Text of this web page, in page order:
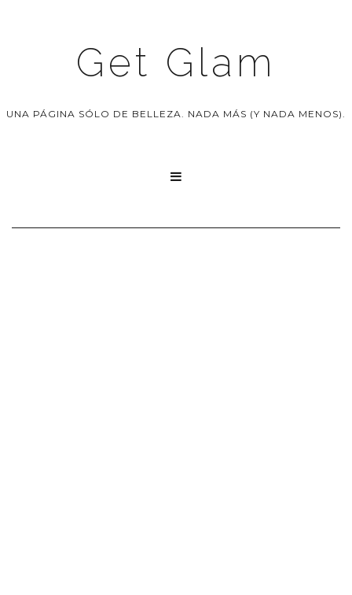
Get Glam
UNA PÁGINA SÓLO DE BELLEZA. NADA MÁS (Y NADA MENOS).
